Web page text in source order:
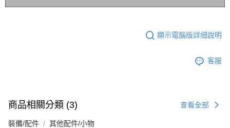
顯示電腦版詳細說明
客服
商品相關分類 (3) 查看全部
裝備/配件 其他配件/小物